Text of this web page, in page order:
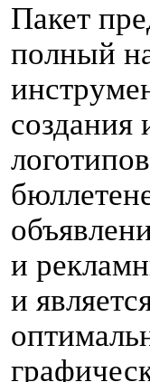
Пакет
полный
создания
и
и